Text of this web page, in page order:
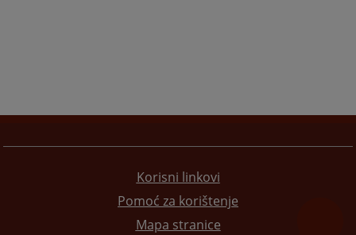
Korisni linkovi
Pomoć za korištenje
Mapa stranice